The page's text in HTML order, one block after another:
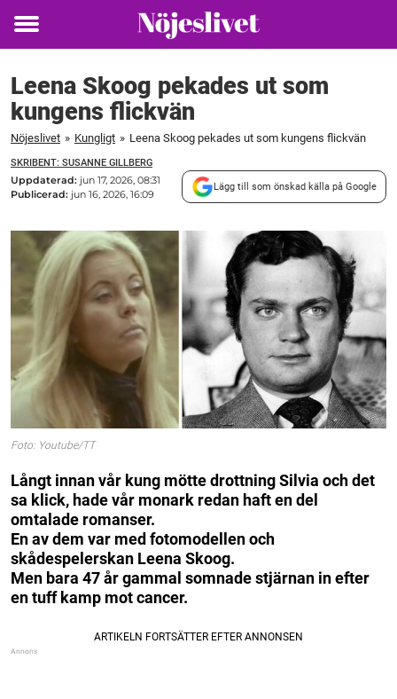
Toggle
Leena Skoog pekades ut som
kungens flickvän
Nöjeslivet » Kungligt » Leena Skoog pekades ut som kungens flickvän
SKRIBENT: SUSANNE GILLBERG
Uppdaterad: jun 17, 2026, 08:31
Publicerad: jun 16, 2026, 16:09
Lägg till som önskad källa på Google
Foto: Youtube/TT
Långt innan vår kung mötte drottning Silvia och det
sa klick, hade vår monark redan haft en del
omtalade romanser.
En av dem var med fotomodellen och
skådespelerskan Leena Skoog.
Men bara 47 år gammal somnade stjärnan in efter
en tuff kamp mot cancer.